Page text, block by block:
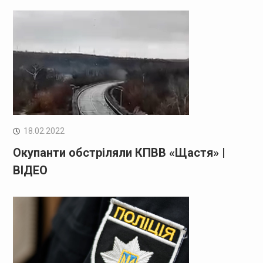
18.02.2022
Окупанти обстріляли КПВВ «Щастя» |
ВІДЕО